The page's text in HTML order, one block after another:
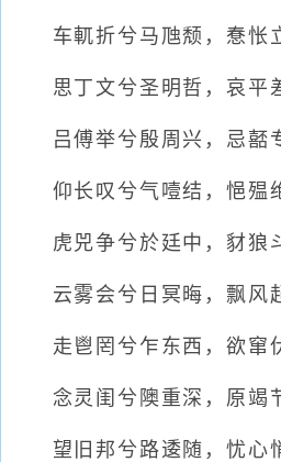
车軏折兮马虺颓，惷怅立
思丁文兮圣明哲，哀平差
吕傅举兮殷周兴，忌嚭专
仰长叹兮气噎结，悒殟绝
虎兕争兮於廷中，豺狼斗
云雾会兮日冥晦，飘风起
走鬯罔兮乍东西，欲窜伏
念灵闺兮隩重深，原竭节
望旧邦兮路逶随，忧心悄